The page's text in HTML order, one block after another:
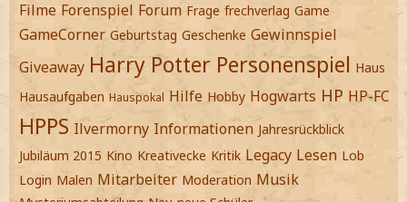
Filme Forenspiel Forum Frage frechverlag Game
GameCorner Geburtstag Geschenke Gewinnspiel
Giveaway Harry Potter Personenspiel Haus
Hausaufgaben Hauspokal Hilfe Hobby Hogwarts HP HP-FC
HPPS Ilvermorny Informationen Jahresrückblick
Jubiläum 2015 Kino Kreativecke Kritik Legacy Lesen Lob
Login Malen Mitarbeiter Moderation Musik